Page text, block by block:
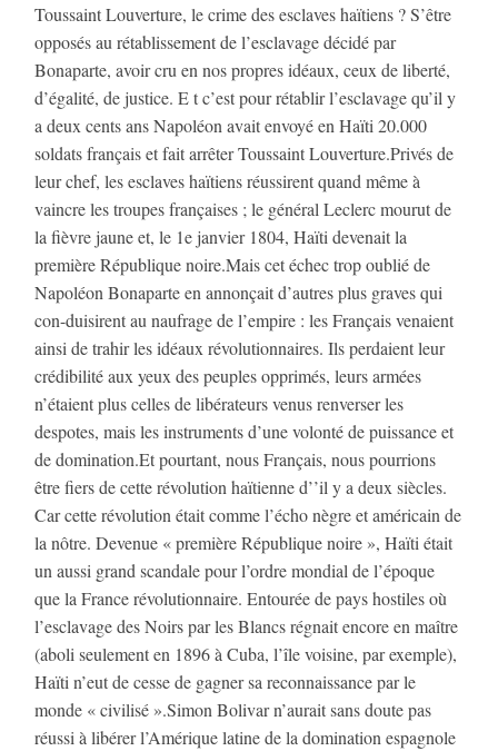
Toussaint Louverture, le crime des esclaves haïtiens ? S’être
opposés au rétablissement de l’esclavage décidé par
Bonaparte, avoir cru en nos propres idéaux, ceux de liberté,
d’égalité, de justice. E t c’est pour rétablir l’esclavage qu’il y
a deux cents ans Napoléon avait envoyé en Haïti 20.000
soldats français et fait arrêter Toussaint Louverture.Privés de
leur chef, les esclaves haïtiens réussirent quand même à
vaincre les troupes françaises ; le général Leclerc mourut de
la fièvre jaune et, le 1e janvier 1804, Haïti devenait la
première République noire.Mais cet échec trop oublié de
Napoléon Bonaparte en annonçait d’autres plus graves qui
con-duisirent au naufrage de l’empire : les Français venaient
ainsi de trahir les idéaux révolutionnaires. Ils perdaient leur
crédibilité aux yeux des peuples opprimés, leurs armées
n’étaient plus celles de libérateurs venus renverser les
despotes, mais les instruments d’une volonté de puissance et
de domination.Et pourtant, nous Français, nous pourrions
être fiers de cette révolution haïtienne d’’il y a deux siècles.
Car cette révolution était comme l’écho nègre et américain de
la nôtre. Devenue « première République noire », Haïti était
un aussi grand scandale pour l’ordre mondial de l’époque
que la France révolutionnaire. Entourée de pays hostiles où
l’esclavage des Noirs par les Blancs régnait encore en maître
(aboli seulement en 1896 à Cuba, l’île voisine, par exemple),
Haïti n’eut de cesse de gagner sa reconnaissance par le
monde « civilisé ».Simon Bolivar n’aurait sans doute pas
réussi à libérer l’Amérique latine de la domination espagnole